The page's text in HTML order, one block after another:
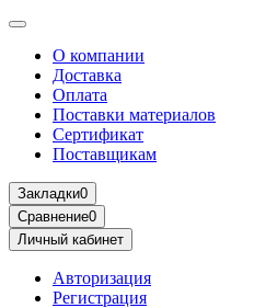
О компании
Доставка
Оплата
Поставки материалов
Сертификат
Поставщикам
Закладки0
Сравнение0
Личный кабинет
Авторизация
Регистрация